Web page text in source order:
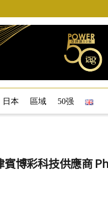
日本 區域 50强
博彩科技供應商